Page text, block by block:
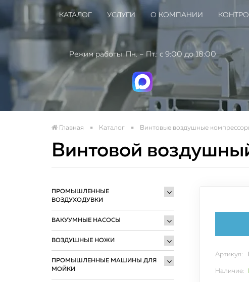
КАТАЛОГ УСЛУГИ О КОМПАНИИ
Новое
Режим работы: Пн. – Пт.: с 9:00 до 18:00
Главная Каталог Винтовые воздушные
Винтовой
ПРОМЫШЛЕННЫЕ
ВОЗДУХОДУВКИ
ВАКУУМНЫЕ НАСОСЫ
ВОЗДУШНЫЕ НОЖИ
ПРОМЫШЛЕННЫЕ МАШИНЫ ДЛЯ
МОЙКИ
Артикул:
Наличие: